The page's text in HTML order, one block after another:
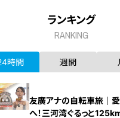
ランキング
RANKING
時間 週間
友廣アナの自転車旅｜愛
へ！三河湾ぐるっと